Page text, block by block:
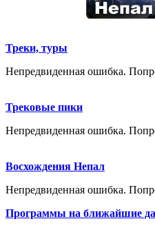
Треки, туры
Непредвиденная ошибка.
Трековые пики
Непредвиденная ошибка.
Восхождения Непал
Непредвиденная ошибка.
Программы на ближайшие